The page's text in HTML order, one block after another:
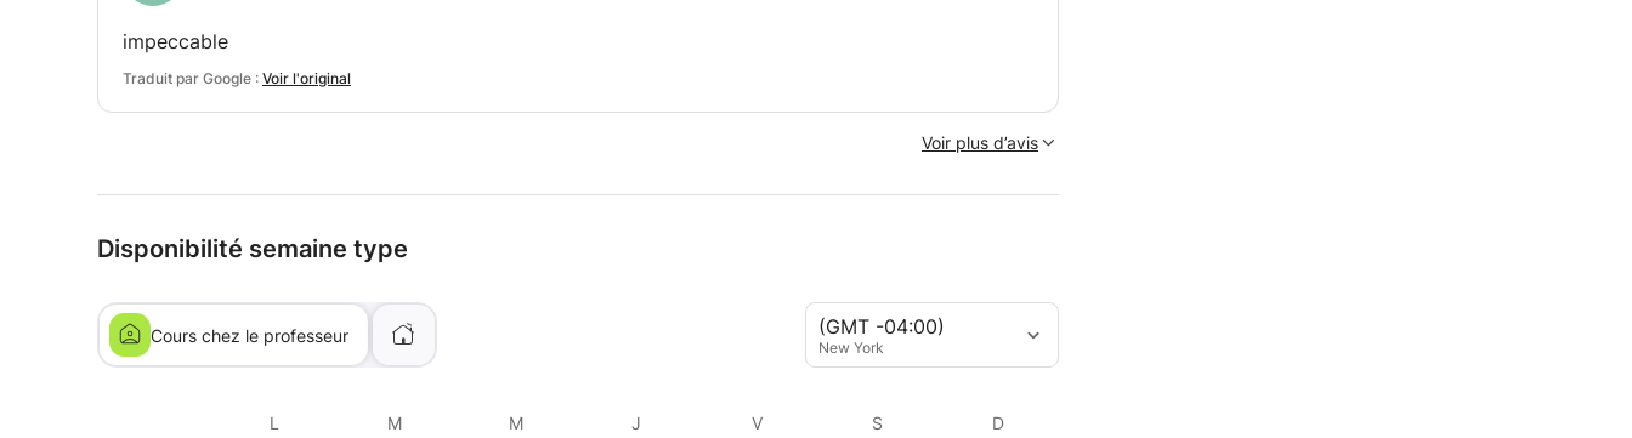
impeccable
Traduit par Google : Voir l'original
Voir plus d’avis
Disponibilité semaine type
(GMT -04:00)
New York
Cours chez le professeur
L M M J V S D